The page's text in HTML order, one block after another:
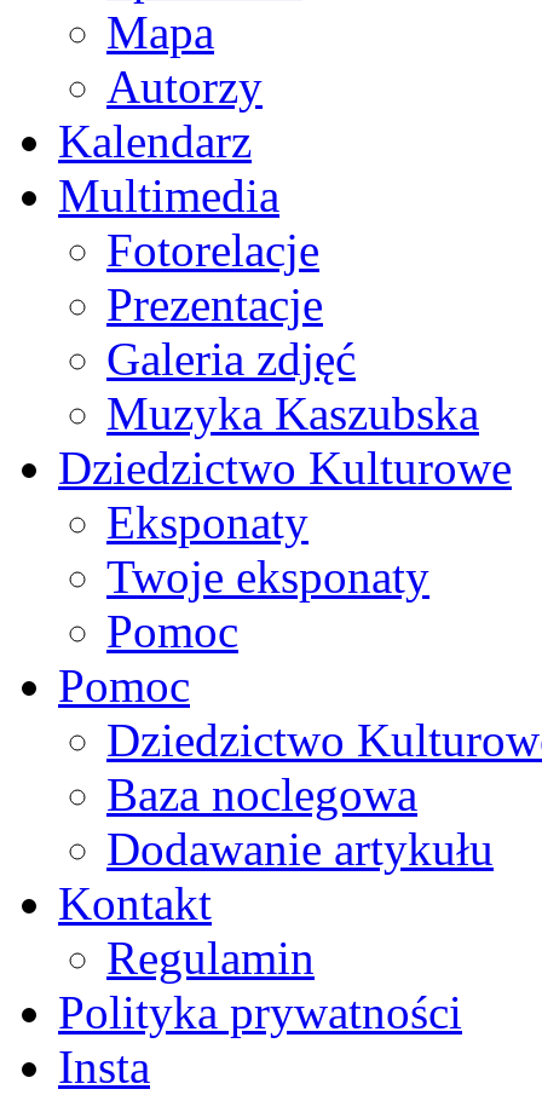
Mapa
Autorzy
Kalendarz
Multimedia
Fotorelacje
Prezentacje
Galeria zdjęć
Muzyka Kaszubska
Dziedzictwo Kulturowe
Eksponaty
Twoje eksponaty
Pomoc
Pomoc
Dziedzictwo
Baza noclegowa
Dodawanie artykułu
Kontakt
Regulamin
Polityka prywatności
Insta